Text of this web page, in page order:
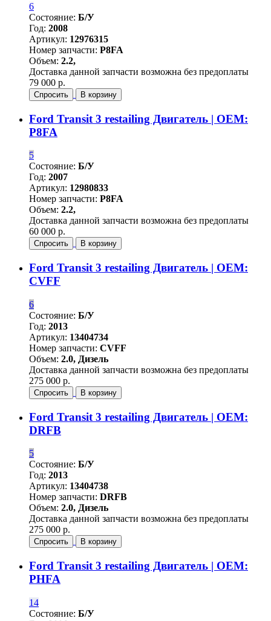
6
Состояние: Б/У
Год: 2008
Артикул: 12976315
Номер запчасти: P8FA
Объем: 2.2,
Доставка данной запчасти возможна без предоплаты
79 000 р.
Спросить В корзину
Ford Transit 3 restailing Двигатель | OEM:
P8FA
5
Состояние: Б/У
Год: 2007
Артикул: 12980833
Номер запчасти: P8FA
Объем: 2.2,
Доставка данной запчасти возможна без предоплаты
60 000 р.
Спросить В корзину
Ford Transit 3 restailing Двигатель | OEM:
CVFF
6
Состояние: Б/У
Год: 2013
Артикул: 13404734
Номер запчасти: CVFF
Объем: 2.0, Дизель
Доставка данной запчасти возможна без предоплаты
275 000 р.
Спросить В корзину
Ford Transit 3 restailing Двигатель | OEM:
DRFB
5
Состояние: Б/У
Год: 2013
Артикул: 13404738
Номер запчасти: DRFB
Объем: 2.0, Дизель
Доставка данной запчасти возможна без предоплаты
275 000 р.
Спросить В корзину
Ford Transit 3 restailing Двигатель | OEM:
PHFA
14
Состояние: Б/У